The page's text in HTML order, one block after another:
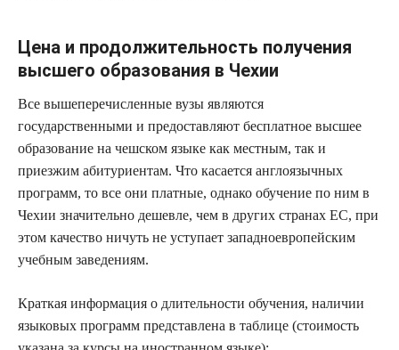
Цена и продолжительность получения
высшего образования в Чехии
Все вышеперечисленные вузы являются
государственными и предоставляют бесплатное высшее
образование на чешском языке как местным, так и
приезжим абитуриентам. Что касается англоязычных
программ, то все они платные, однако обучение по ним в
Чехии значительно дешевле, чем в других странах ЕС, при
этом качество ничуть не уступает западноевропейским
учебным заведениям.
Краткая информация о длительности обучения, наличии
языковых программ представлена в таблице (стоимость